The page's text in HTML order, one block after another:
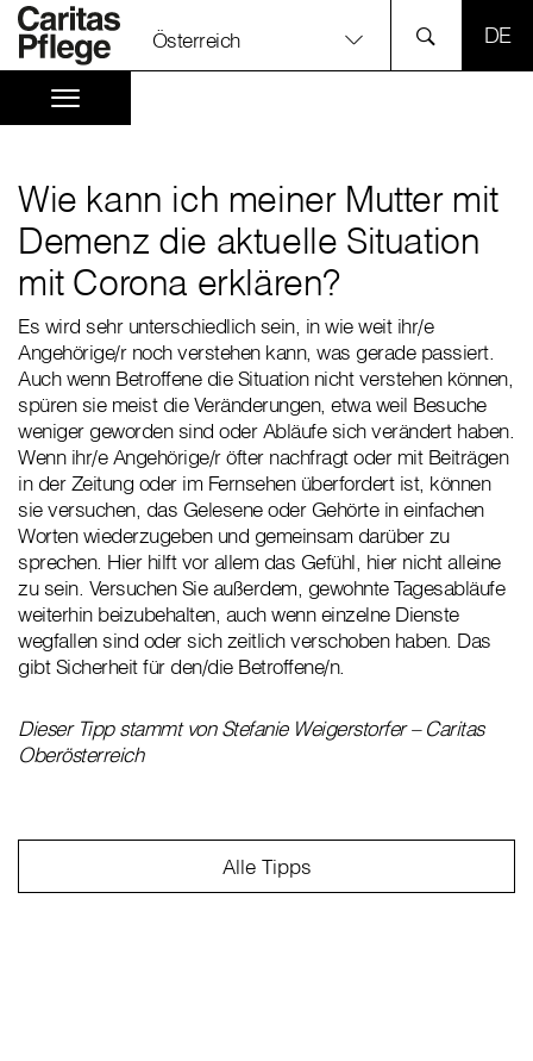
Österreich
Wie kann ich meiner Mutter mit
Demenz die aktuelle Situation
mit Corona erklären?
Es wird sehr unterschiedlich sein, in wie weit ihr/e
Angehörige/r noch verstehen kann, was gerade passiert.
Auch wenn Betroffene die Situation nicht verstehen können,
spüren sie meist die Veränderungen, etwa weil Besuche
weniger geworden sind oder Abläufe sich verändert haben.
Wenn ihr/e Angehörige/r öfter nachfragt oder mit Beiträgen
in der Zeitung oder im Fernsehen überfordert ist, können
sie versuchen, das Gelesene oder Gehörte in einfachen
Worten wiederzugeben und gemeinsam darüber zu
sprechen. Hier hilft vor allem das Gefühl, hier nicht alleine
zu sein. Versuchen Sie außerdem, gewohnte Tagesabläufe
weiterhin beizubehalten, auch wenn einzelne Dienste
wegfallen sind oder sich zeitlich verschoben haben. Das
gibt Sicherheit für den/die Betroffene/n.
Dieser Tipp stammt von Stefanie Weigerstorfer – Caritas
Oberösterreich
Alle Tipps